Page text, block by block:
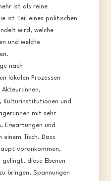
ist als reine
ist Teil eines politischen
wird, welche
und welche
nach
lokalen Prozessen
Kulturinstitutionen und
mit sehr
Erwartungen und
einem Tisch. Dass
vorankommen,
diese Ebenen
bringen, Spannungen